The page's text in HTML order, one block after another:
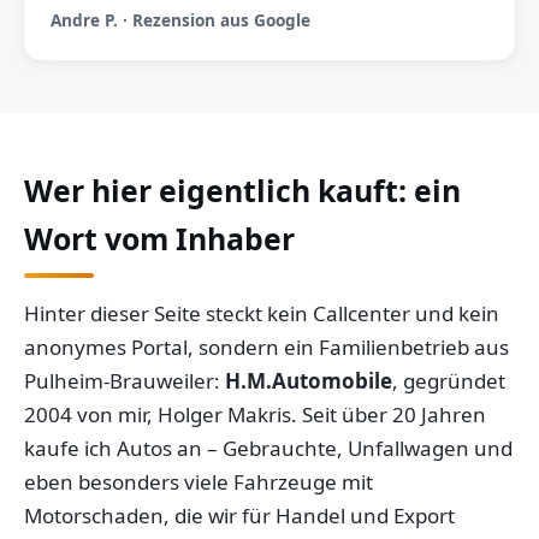
Andre P. · Rezension aus Google
Wer hier eigentlich kauft: ein
Wort vom Inhaber
Hinter dieser Seite steckt kein Callcenter und kein
anonymes Portal, sondern ein Familienbetrieb aus
Pulheim-Brauweiler: H.M.Automobile, gegründet
2004 von mir, Holger Makris. Seit über 20 Jahren
kaufe ich Autos an – Gebrauchte, Unfallwagen und
eben besonders viele Fahrzeuge mit
Motorschaden, die wir für Handel und Export